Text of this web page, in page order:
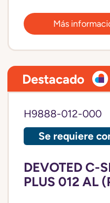
Más
Destacado
H9888-012-000
Se requiere
DEVOTED C-
PLUS 012 AL